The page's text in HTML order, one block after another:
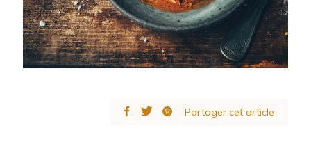
Partager cet article